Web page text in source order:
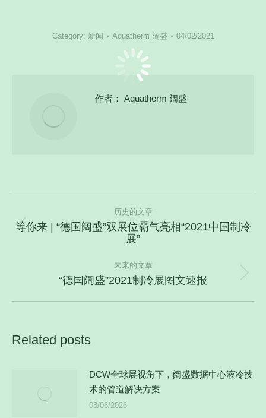
Category: 新闻 Aquatherm 阔盛 04/02/2021
作者： Aquatherm 阔盛
导
历史的文章
历
史
的
文
等你来 | “德国阔盛”双展位霸气亮相“2021中国制冷
展”
未来的文章
未
“德国阔盛”2021制冷展图文速报
Related posts
DCW全球展视角下，阔盛数据中心液冷技
术的管道解决方案
08/06/2026